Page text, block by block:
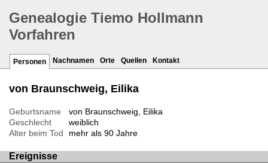
Genealogie Tiemo Hollmann
Vorfahren
Personen Nachnamen Orte Quellen Kontakt
von Braunschweig, Eilika
Geburtsname
von Braunschweig, Eilika
Geschlecht
weiblich
Alter beim Tod
mehr als 90 Jahre
Ereignisse